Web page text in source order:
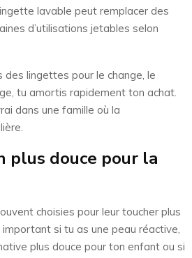
lavable peut remplacer des
d’utilisations jetables selon
des lingettes pour le change, le
tu amortis rapidement ton achat.
dans une famille où la
plus douce pour la
choisies pour leur toucher plus
important si tu as une peau réactive,
plus douce pour ton enfant ou si